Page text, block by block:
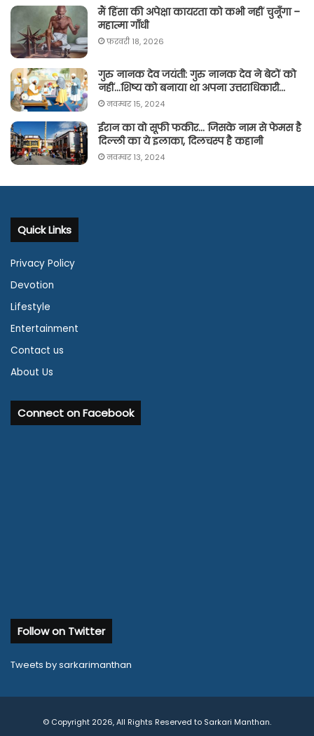
मैं हिंसा की अपेक्षा कायरता को कभी नहीं चुनूँगा –
महात्मा गाँधी
फ़रवरी 18, 2026
गुरु नानक देव जयंती: गुरु नानक देव ने बेटों को
नहीं…शिष्य को बनाया था अपना उत्तराधिकारी…
नवम्बर 15, 2024
ईरान का वो सूफी फकीर… जिसके नाम से फेमस है
दिल्ली का ये इलाका, दिलचस्प है कहानी
नवम्बर 13, 2024
Quick Links
Privacy Policy
Devotion
Lifestyle
Entertainment
Contact us
About Us
Connect on Facebook
Follow on Twitter
Tweets by sarkarimanthan
© Copyright 2026, All Rights Reserved to Sarkari Manthan.